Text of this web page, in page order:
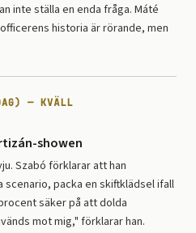
inte ställa en enda fråga. Máté
historia är rörande, men
— KVÄLL
showen
Szabó förklarar att han
packa en skiftklädsel ifall
säker på att dolda
mot mig," förklarar han.